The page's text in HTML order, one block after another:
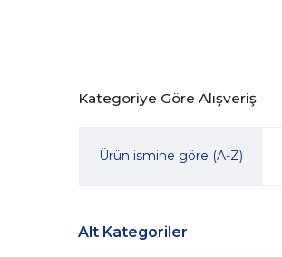
Kategoriye Göre Alışveriş
Ürün ismine göre (A-Z)
Alt Kategoriler